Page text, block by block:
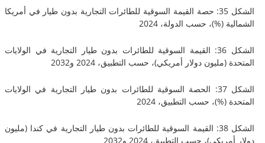
الشكل 35: حصة القيمة السوقية للطائرات التجارية بدون طيار في أمريكا
(%)، حسب الدولة، 2024
الشكل 36: القيمة السوقية للطائرات بدون طيار التجارية في الولايات
دولار أمريكي)، حسب التطبيق، 2024 و2032
الشكل 37: الحصة السوقية للطائرات بدون طيار التجارية في الولايات
(%)، حسب التطبيق، 2024
الشكل 38: القيمة السوقية للطائرات بدون طيار التجارية في كندا (مليون
حسب التطبيق، 2024 و2032